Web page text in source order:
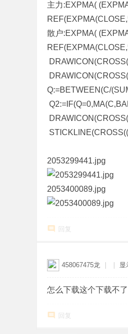
主力:EXPMA(
散户:EXPMA(
Q:=BETWEEN(C/
2053299441.jpg
2053400089.jpg
回复
458067475龙 显
怎么下载这个下载不了
回复